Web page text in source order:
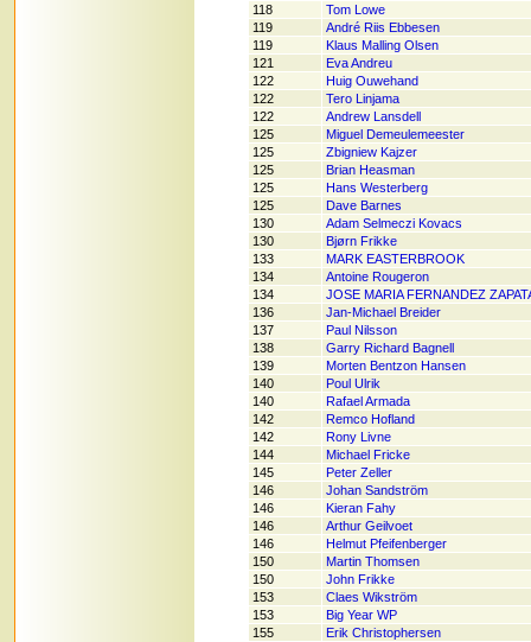
118
Tom Lowe
119
André Riis Ebbesen
119
Klaus Malling Olsen
121
Eva Andreu
122
Huig Ouwehand
122
Tero Linjama
122
Andrew Lansdell
125
Miguel Demeulemeester
125
Zbigniew Kajzer
125
Brian Heasman
125
Hans Westerberg
125
Dave Barnes
130
Adam Selmeczi Kovacs
130
Bjørn Frikke
133
MARK EASTERBROOK
134
Antoine Rougeron
134
JOSE MARIA FERNANDEZ
136
Jan-Michael Breider
137
Paul Nilsson
138
Garry Richard Bagnell
139
Morten Bentzon Hansen
140
Poul Ulrik
140
Rafael Armada
142
Remco Hofland
142
Rony Livne
144
Michael Fricke
145
Peter Zeller
146
Johan Sandström
146
Kieran Fahy
146
Arthur Geilvoet
146
Helmut Pfeifenberger
150
Martin Thomsen
150
John Frikke
153
Claes Wikström
153
Big Year WP
155
Erik Christophersen